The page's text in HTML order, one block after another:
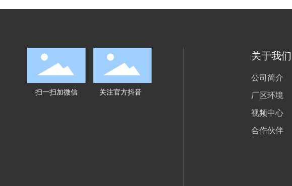
扫一扫加微信 关注官方抖音
关于我们
公司简介
厂区环境
视频中心
合作伙伴